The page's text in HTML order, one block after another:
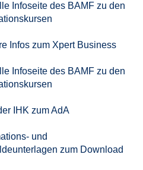
Infoseite des BAMF zu den
Infos zum Xpert Business
Infoseite des BAMF zu den
IHK zum AdA
und
zum Download